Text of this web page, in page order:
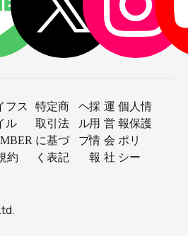
フス
ル
約
特定商
取引法
に基づ
く表記
ヘ
ル
プ
採
用
情
報
運
営
会
社
個人情
報保護
ポリ
シー